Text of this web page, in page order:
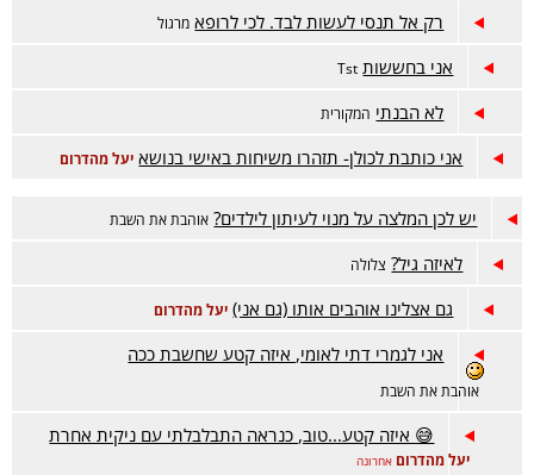
רק אל תנסי לעשות לבד. לכי לרופא מרגול
אני בחששות Tst
לא הבנתי המקורית
אני כותבת לכולן- תזהרו משיחות באישי בנושא יעל מהדרום
יש לכן המלצה על מנוי לעיתון לילדים? אוהבת את השבת
לאיזה גיל? צלולה
גם אצלינו אוהבים אותו (גם אני) יעל מהדרום
אני לגמרי דתי לאומי, איזה קטע שחשבת ככה
אוהבת את השבת
😅 איזה קטע...טוב, כנראה התבלבלתי עם ניקית אחרת
יעל מהדרום אחרונה